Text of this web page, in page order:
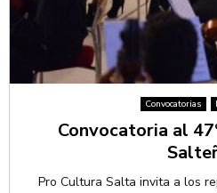
Convocatorias
Convocatoria al
Pro Cultura Salta invita a los